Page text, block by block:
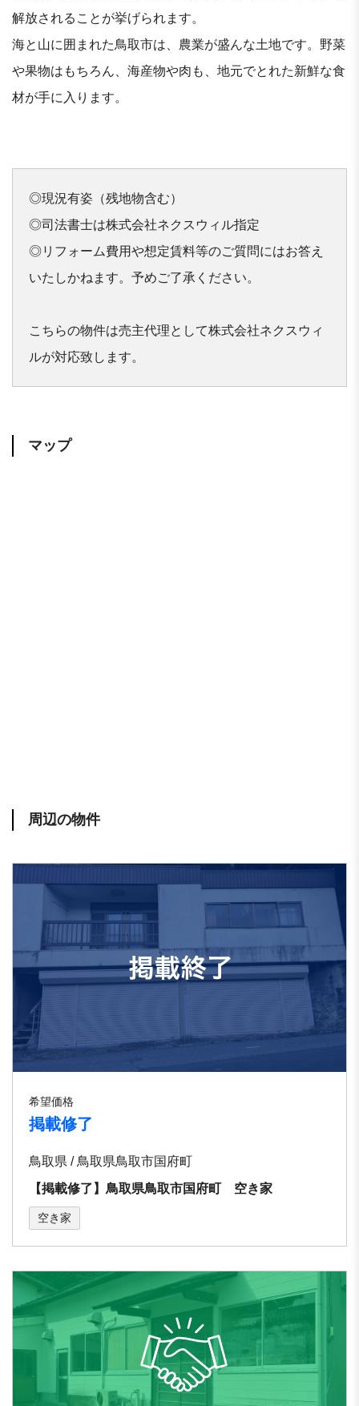
解放されることが挙げられます。
海と山に囲まれた鳥取市は、農業が盛んな土地です。野菜
や果物はもちろん、海産物や肉も、地元でとれた新鮮な食
材が手に入ります。
◎現況有姿（残地物含む）
◎司法書士は株式会社ネクスウィル指定
◎リフォーム費用や想定賃料等のご質問にはお答え
いたしかねます。予めご了承ください。
こちらの物件は売主代理として株式会社ネクスウィ
マップ
周辺の物件
希望価格
掲載修了
鳥取県 / 鳥取県鳥取市国府町
【掲載修了】鳥取県鳥取市国府町 空き家
空き家